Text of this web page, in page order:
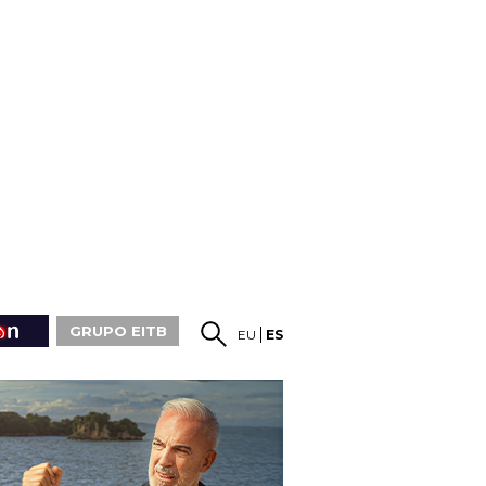
GRUPO EITB EU ES